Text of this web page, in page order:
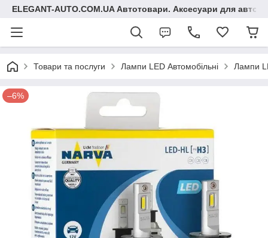
ELEGANT-AUTO.COM.UA Автотовари. Аксесуари для авто
Товари та послуги Лампи LED Автомобільні Лампи
–6%